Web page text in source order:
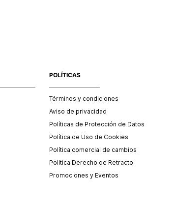
POLÍTICAS
Términos y condiciones
Aviso de privacidad
Políticas de Protección de Datos
Política de Uso de Cookies
Política comercial de cambios
Política Derecho de Retracto
Promociones y Eventos